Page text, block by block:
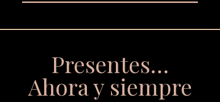
Presentes…
Ahora y siempre